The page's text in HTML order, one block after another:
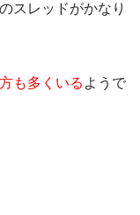
スレッドがかなり
も多くいる ようで